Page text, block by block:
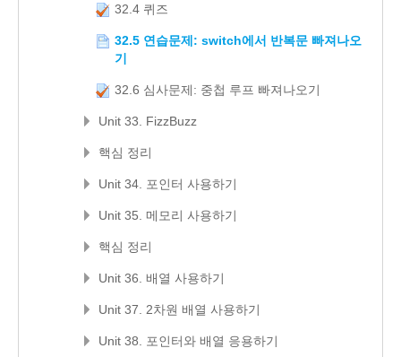
32.4 퀴즈
32.5 연습문제: switch에서 반복문 빠져나오
기
32.6 심사문제: 중첩 루프 빠져나오기
Unit 33. FizzBuzz
핵심 정리
Unit 34. 포인터 사용하기
Unit 35. 메모리 사용하기
핵심 정리
Unit 36. 배열 사용하기
Unit 37. 2차원 배열 사용하기
Unit 38. 포인터와 배열 응용하기